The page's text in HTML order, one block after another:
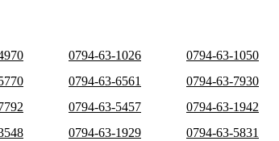
0794-63-1026
0794-63-1050
0794-63-6561
0794-63-7930
0794-63-5457
0794-63-1942
0794-63-1929
0794-63-5831